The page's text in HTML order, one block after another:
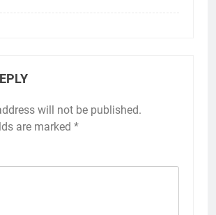
will not be published.
are marked *